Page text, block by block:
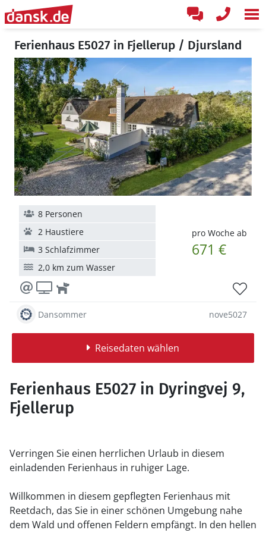
Ferienhaus E5027 in Fjellerup / Djursland
pro Woche ab
671 €
8 Personen
2 Haustiere
3 Schlafzimmer
2,0 km zum Wasser
Dansommer nove5027
Reisedaten wählen
Ferienhaus E5027 in Dyringvej 9,
Fjellerup
Verringen Sie einen herrlichen Urlaub in diesem
einladenden Ferienhaus in ruhiger Lage.
Willkommen in diesem gepflegten Ferienhaus mit
Reetdach, das Sie in einer schönen Umgebung nahe
dem Wald und offenen Feldern empfängt. In den hellen